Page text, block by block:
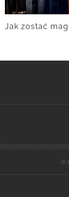
Jak zostać
©